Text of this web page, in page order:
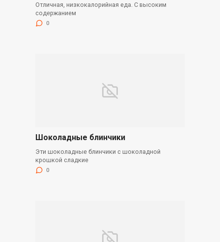
Отличная, низкокалорийная еда. С высоким
содержанием
0
Шоколадные блинчики
Эти шоколадные блинчики с шоколадной
крошкой сладкие
0